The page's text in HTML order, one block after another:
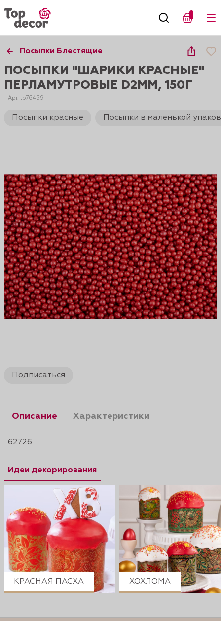
Посыпки Блестящие
ПОСЫПКИ "ШАРИКИ КРАСНЫЕ"
ПЕРЛАМУТРОВЫЕ D2ММ, 150Г
Арт. tp76469
Посыпки красные Посыпки в маленькой
Подписаться
Описание Характеристики
62726
Идеи декорирования
КРАСНАЯ ПАСХА ХОХЛОМА